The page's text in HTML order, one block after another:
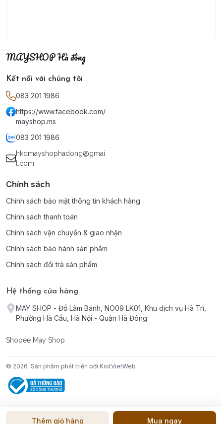
Thêm giỏ hàng Mua ngay
MAYSHOP Hà đông
Kết nối với chúng tôi
083 201 1986
https://www.facebook.com/
mayshop.ms
083 201 1986
hkdmayshophadong@gmai
l.com
Chính sách
Chính sách bảo mật thông tin khách hàng
Chính sách thanh toán
Chính sách vận chuyển & giao nhận
Chính sách bảo hành sản phẩm
Chính sách đổi trả sản phẩm
Hệ thống cửa hàng
MAY SHOP - Đồ Làm Bánh, NO09 LK01, Khu dịch vụ Hà Trì,
Phường Hà Cầu, Hà Nội - Quận Hà Đông
Shopee May Shop
© 2026 Sản phẩm phát triển bởi KiotVietWeb